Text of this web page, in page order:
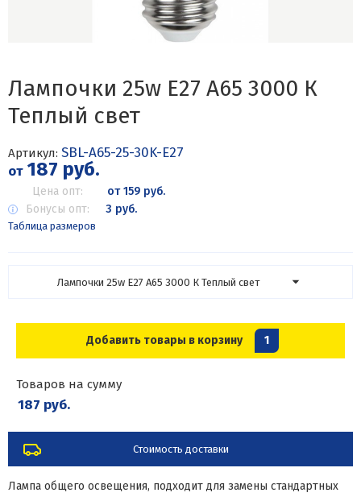
Лампочки 25w E27 A65 3000 К
Теплый свет
Артикул: SBL-A65-25-30K-E27
от187 руб.
Цена опт:
от 159 руб.
Бонусы опт:
3 руб.
Таблица размеров
Лампочки 25w E27 A65 3000 К Теплый свет
Добавить товары в корзину 1
Товаров на сумму
187 руб.
Стоимость доставки
Лампа общего освещения, подходит для замены стандартных